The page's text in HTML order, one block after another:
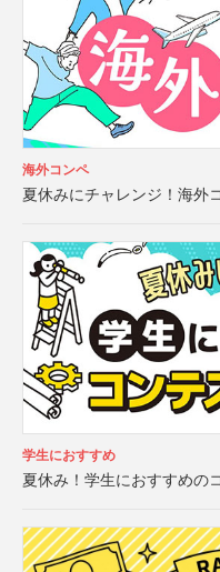
海外コンペ
夏休みにチャレンジ！海外
学生におすすめ
夏休み！学生におすすめの